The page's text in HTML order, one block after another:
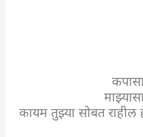
कायम तुझ्या सोबत